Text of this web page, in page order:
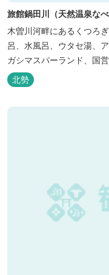
旅館鍋田川（天然温泉なべ
木曽川河畔にあるくつろ
呂、水風呂、ウタセ湯、
ガシマスパーランド、国
分）
北勢